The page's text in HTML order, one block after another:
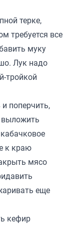
терке,
требуется все
муку
Лук надо
тройкой
поперчить,
к краю
мясо
еще
кефир